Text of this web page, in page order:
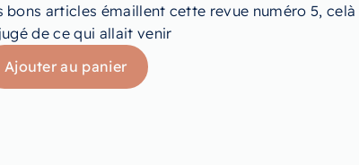
bons articles émaillent cette revue numéro 5, celà
de ce qui allait venir
Ajouter au panier